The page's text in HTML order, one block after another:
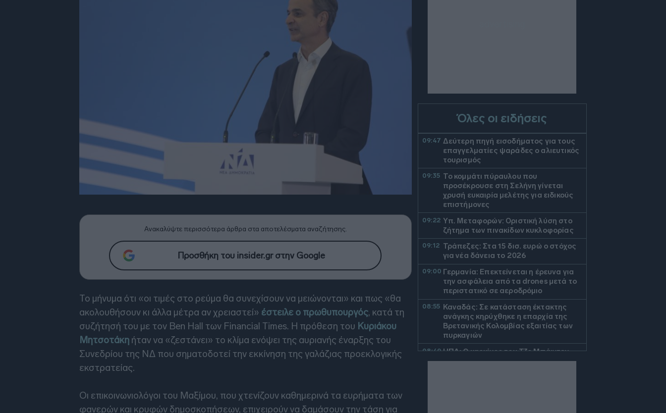
Ανακαλύψτε περισσότερα άρθρα στα αποτελέσματα αναζήτησης.
Προσθήκη του insider.gr στην Google
Το μήνυμα ότι «οι τιμές στο ρεύμα θα συνεχίσουν να μειώνονται» και πως «θα
ακολουθήσουν κι άλλα μέτρα αν χρειαστεί» έστειλε ο πρωθυπουργός, κατά τη
συζήτησή του με τον Ben Hall των Financial Times. Η πρόθεση του Κυριάκου
Μητσοτάκη ήταν να «ζεστάνει» το κλίμα ενόψει της αυριανής έναρξης του
Συνεδρίου της ΝΔ που σηματοδοτεί την εκκίνηση της γαλάζιας προεκλογικής
εκστρατείας.
Οι επικοινωνιολόγοι του Μαξίμου, που χτενίζουν καθημερινά τα ευρήματα των
φανερών και κρυφών δημοσκοπήσεων, επιχειρούν να δαμάσουν την τάση για
Όλες οι ειδήσεις
09:47 Δεύτερη πηγή εισοδήματος για τους
επαγγελματίες ψαράδες ο αλιευτικός
τουρισμός
09:35 Το κομμάτι πύραυλου που
προσέκρουσε στη Σελήνη γίνεται
χρυσή ευκαιρία μελέτης για ειδικούς
επιστήμονες
09:22 Υπ. Μεταφορών: Οριστική λύση στο
ζήτημα των πινακίδων κυκλοφορίας
09:12 Τράπεζες: Στα 15 δισ. ευρώ ο στόχος
για νέα δάνεια το 2026
09:00 Γερμανία: Επεκτείνεται η έρευνα για
την ασφάλεια από τα drones μετά το
περιστατικό σε αεροδρόμιο
08:55 Καναδάς: Σε κατάσταση έκτακτης
ανάγκης κηρύχθηκε η επαρχία της
Βρετανικής Κολομβίας εξαιτίας των
πυρκαγιών
08:49 ΗΠΑ: Ο καρκίνος του Τζο Μπάιντεν
έχει εξαπλωθεί δηλώνει ο γιος του